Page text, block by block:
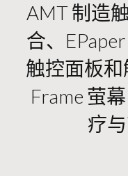
AMT 制造
合、
触控面板
Frame 萤
疗